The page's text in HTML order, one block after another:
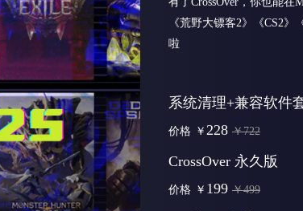
《荒野大镖客2》《CS2
啦
系统清理+兼容软件
价格 ￥ 228 ￥722
CrossOver 永久版
价格 ￥ 199 ￥499